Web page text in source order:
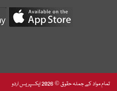
تمام مواد کے جملہ حقوق © 2026 ایکسپریس اردو